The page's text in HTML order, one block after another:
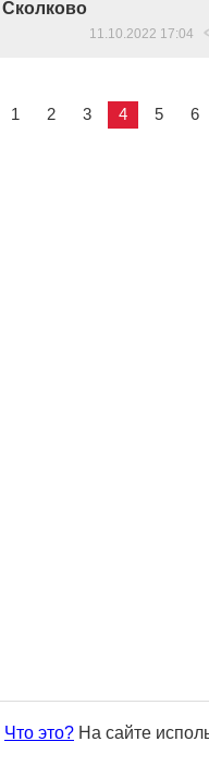
Сколково
11.10.2022 17:04
1 2 3 4 5 6
Что это? На сайте